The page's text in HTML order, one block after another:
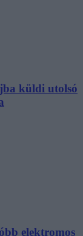
küldi utolsó
elektromos